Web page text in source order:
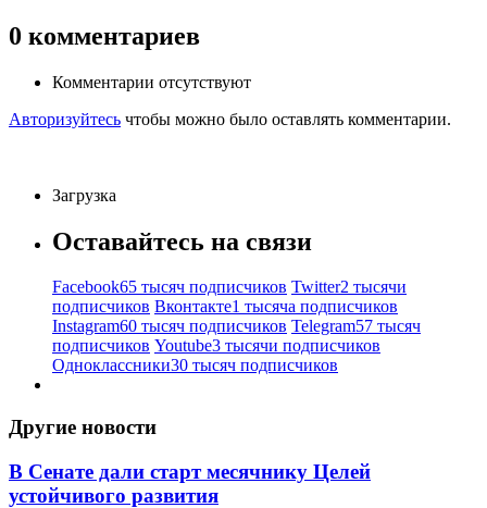
0 комментариев
Комментарии отсутствуют
Авторизуйтесь чтобы можно было оставлять комментарии.
Загрузка
Оставайтесь на связи
Facebook65 тысяч подписчиков Twitter2 тысячи
подписчиков Вконтакте1 тысяча подписчиков
Instagram60 тысяч подписчиков Telegram57 тысяч
подписчиков Youtube3 тысячи подписчиков
Одноклассники30 тысяч подписчиков
Другие новости
В Сенате дали старт месячнику Целей
устойчивого развития